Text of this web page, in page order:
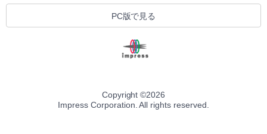
PC版で見る
Copyright ©2026
Impress Corporation. All rights reserved.